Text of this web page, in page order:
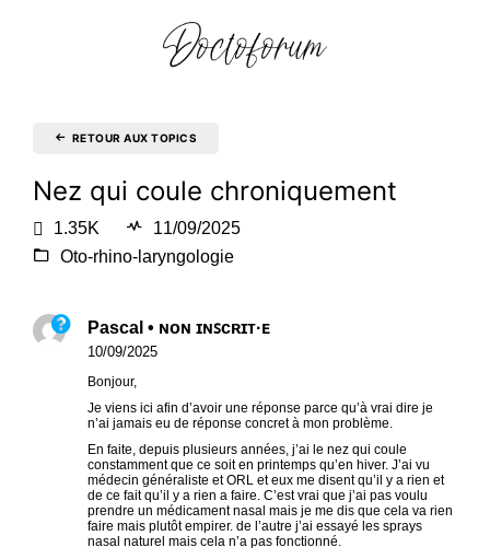
RETOUR AUX TOPICS
Nez qui coule chroniquement
1.35K
11/09/2025
Oto-rhino-laryngologie
Pascal • ɴᴏɴ ɪɴꜱᴄʀɪᴛ·ᴇ
10/09/2025
Bonjour,
Je viens ici afin d’avoir une réponse parce qu’à vrai dire je
n’ai jamais eu de réponse concret à mon problème.
En faite, depuis plusieurs années, j’ai le nez qui coule
constamment que ce soit en printemps qu’en hiver. J’ai vu
médecin généraliste et ORL et eux me disent qu’il y a rien et
de ce fait qu’il y a rien a faire. C’est vrai que j’ai pas voulu
prendre un médicament nasal mais je me dis que cela va rien
faire mais plutôt empirer. de l’autre j’ai essayé les sprays
nasal naturel mais cela n’a pas fonctionné.